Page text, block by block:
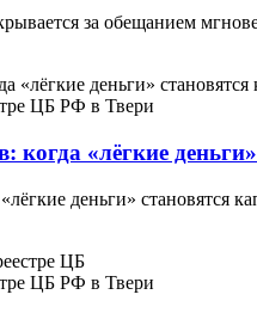
за обещанием
ЦБ РФ в Твери
когда «лёгкие
деньги»
ЦБ РФ в Твери